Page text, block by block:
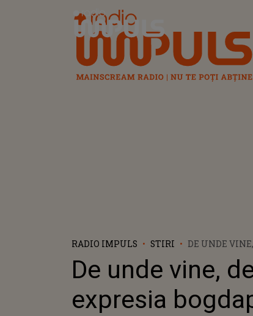
Radio Impuls
RADIO IMPULS STIRI
DE UNDE
De unde vine,
expresia